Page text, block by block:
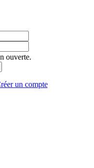
ouverte.
un compte